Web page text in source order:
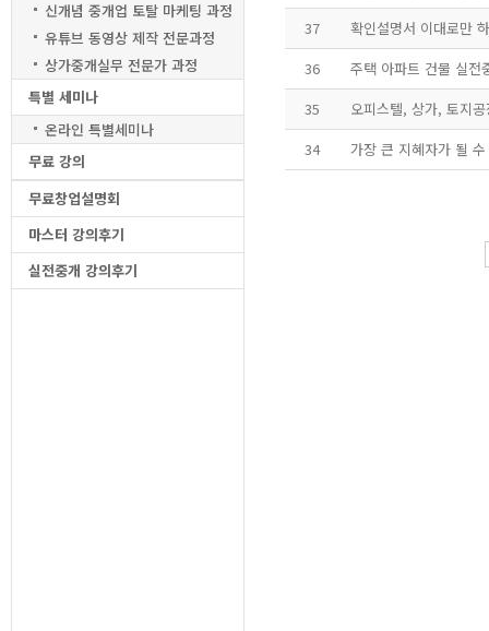
신개념 중개업 토탈 마케팅 과정
유튜브 동영상 제작 전문과정
상가중개실무 전문가 과정
특별 세미나
온라인 특별세미나
무료 강의
무료창업설명회
마스터 강의후기
실전중개 강의후기
37
확인설명서 이대로만
36
주택 아파트 건물 실전
35
오피스텔, 상가, 토지
34